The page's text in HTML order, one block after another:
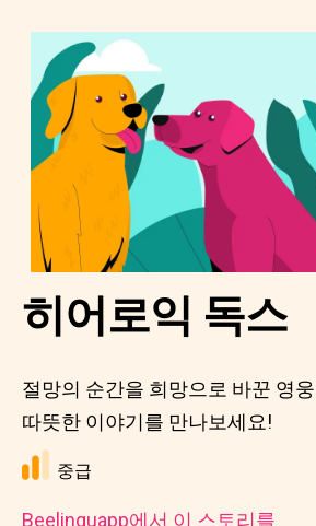
히어로익 독스
절망의 순간을 희망으로 바꾼 영
따뜻한 이야기를 만나보세요!
중급
Beelinguapp에서 이 스토리를